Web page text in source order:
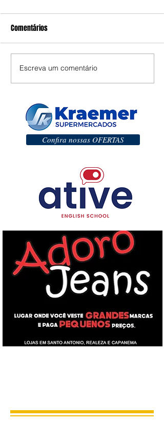
Comentários
Escreva um comentário
Confira nossas OFERTAS